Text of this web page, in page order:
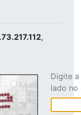
,
Digite
lado no